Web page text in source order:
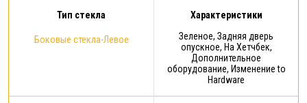
Тип стекла
Боковые стекла-Левое
Характеристики
Зеленое, Задняя дверь
опускное, На Хетчбек,
Дополнительное
оборудование, Изменение to
Hardware